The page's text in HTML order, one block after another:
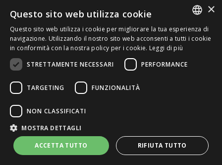
49.99€
Altri usi: Contattaci ITALIAN
×
Questo sito web utilizza cookie
Questo sito web utilizza i cookie per migliorare la tua esperienza di
navigazione. Utilizzando il nostro sito web acconsenti a tutti i cookie
in conformità con la nostra policy per i cookie. Leggi di più
STRETTAMENTE NECESSARI
PERFORMANCE
TARGETING FUNZIONALITÀ
NON CLASSIFICATI
MOSTRA DETTAGLI
ACCETTA TUTTO RIFIUTA TUTTO